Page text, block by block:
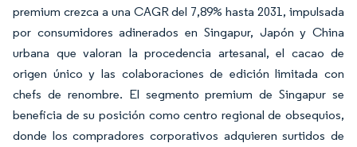
premium crezca a una CAGR del 7,89% hasta 2031, impulsada
por consumidores adinerados en Singapur, Japón y China
urbana que valoran la procedencia artesanal, el cacao de
origen único y las colaboraciones de edición limitada con
chefs de renombre. El segmento premium de Singapur se
beneficia de su posición como centro regional de obsequios,
donde los compradores corporativos adquieren surtidos de